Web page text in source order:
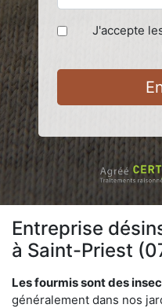
J'accepte
Entreprise
à Saint-Priest
Les fourmis sont des
généralement dans nos